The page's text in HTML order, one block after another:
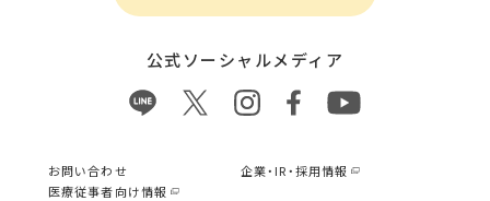
公式ソーシャルメディア
お問い合わせ
企業・IR・採用情報
医療従事者向け情報